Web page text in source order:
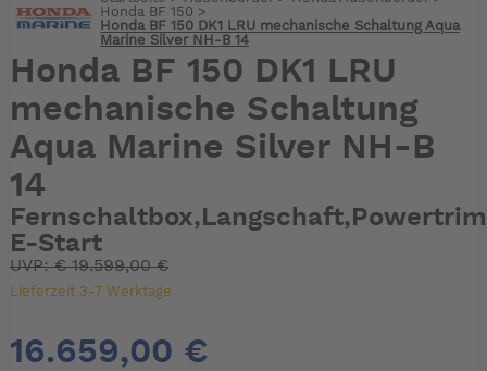
Honda BF 150 >
Honda BF 150 DK1 LRU mechanische Schaltung Aqua
Marine Silver NH-B 14
Honda BF 150 DK1 LRU
mechanische Schaltung
Aqua Marine Silver NH-B
14
E-Start
UVP:€19.599,00 €
Lieferzeit 3-7 Werktage
16.659,00 €